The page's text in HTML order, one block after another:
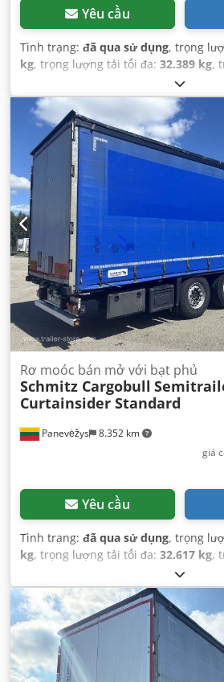
Yêu cầu
Tình trạng: đã qua sử dụng, trọng
kg, trọng lượng tải tối đa: 32.389 kg,
, cấu hình trục:
09/2020, chiều dài không gian chứa
chiều rộng khoang hàng:
2.480 mm
chứa hàng:2.780 mm, thể tích
hệ thống treo: không khí, kích thước
chiều dài cơ sở:
7.700 mm, Năm sản
ABS
Panevėžys 8.352 km
Rơ moóc bán mở với bạt phủ
Schmitz Cargobull
Curtainsider Standard
giá
Yêu cầu
Tình trạng: đã qua sử dụng, trọng
kg, trọng lượng tải tối đa: 32.617 kg,
, cấu hình trục:
09/2020, chiều dài không gian chứa
chiều rộng khoang hàng:2.480 mm
chứa hàng:2.780 mm , thể tích
hệ thống treo:
không khí, kích thước
chiều dài cơ sở:
7.700 mm , Năm sản
ABS ,